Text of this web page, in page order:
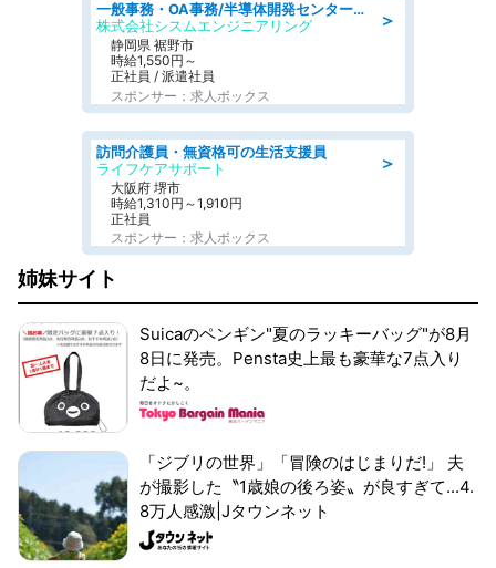
＞
一般事務・OA事務/半導体開発センター内で事務&軽作業スタッフ、募集
株式会社シスムエンジニアリング
静岡県 裾野市
時給1,550円～
正社員 / 派遣社員
スポンサー：求人ボックス
＞
訪問介護員・無資格可の生活支援員
ライフケアサポート
大阪府 堺市
時給1,310円～1,910円
正社員
スポンサー：求人ボックス
姉妹サイト
Suicaのペンギン"夏のラッキーバッグ"が8月
8日に発売。Pensta史上最も豪華な7点入り
だよ~。
「ジブリの世界」「冒険のはじまりだ!」 夫
が撮影した〝1歳娘の後ろ姿〟が良すぎて...4.
8万人感激|Jタウンネット